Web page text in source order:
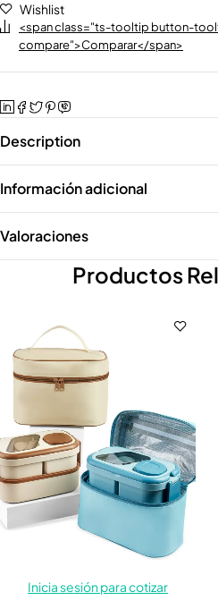
Wishlist
<span class="ts-tooltip button-
compare">Comparar</span>
Description
Información adicional
Valoraciones
Productos
Inicia sesión para cotizar